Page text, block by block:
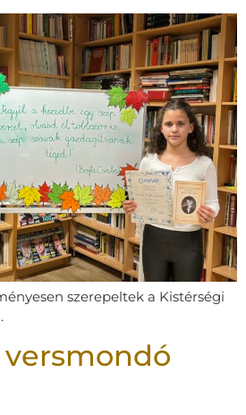
szerepeltek a Kistérségi